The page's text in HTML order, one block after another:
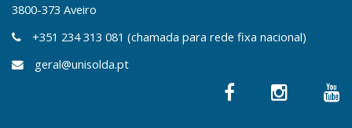
3800-373 Aveiro
+351 234 313 081 (chamada para rede fixa nacional)
geral@unisolda.pt